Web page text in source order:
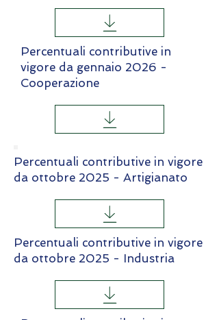
Percentuali contributive in
vigore da gennaio 2026 -
Cooperazione
Percentuali contributive in vigore
da ottobre 2025 - Artigianato
Percentuali contributive in vigore
da ottobre 2025 - Industria